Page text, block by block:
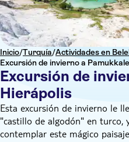
Inicio/Turquía/Actividades en
Excursión de invierno a
Excursión de
Hierápolis
Esta excursión de invierno le
"castillo de algodón" en
contemplar este mágico